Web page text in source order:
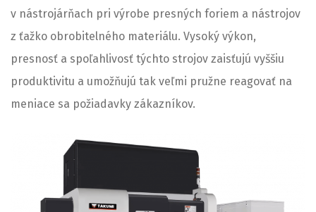
v nástrojárňach pri výrobe presných foriem a nástrojov
z ťažko obrobitelného materiálu. Vysoký výkon,
presnosť a spoľahlivosť týchto strojov zaisťujú vyššiu
produktivitu a umožňujú tak veľmi pružne reagovať na
meniace sa požiadavky zákazníkov.